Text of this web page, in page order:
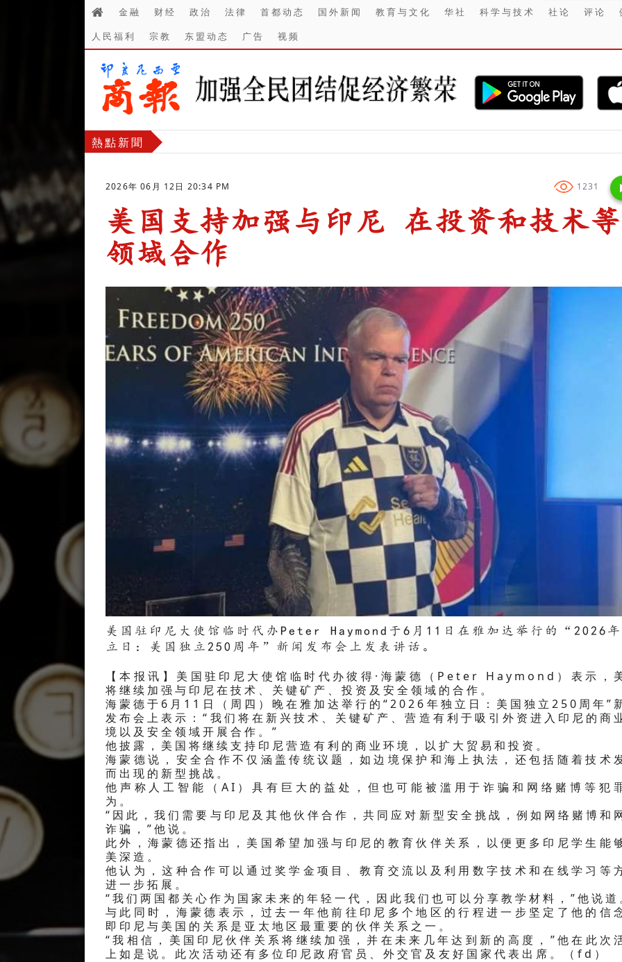
金融 财经 政治 法律 首都动态 国外新闻 教育与文化 华社 科学与技术 社论 评论
人民福利
宗教 东盟动态 广告 视频
熱點新聞
2026年 06月 12日 20:34 PM 1231
美国支持加强与印尼 在投资和技术等
领域合作
美国驻印尼大使馆临时代办Peter Haymond于6月11日在雅加达举行的“2026
立日：美国独立250周年”新闻发布会上发表讲话。
【本报讯】美国驻印尼大使馆临时代办彼得·海蒙德（Peter Haymond）表示，
将继续加强与印尼在技术、关键矿产、投资及安全领域的合作。
海蒙德于6月11日（周四）晚在雅加达举行的“2026年独立日：美国独立250周年”
发布会上表示：“我们将在新兴技术、关键矿产、营造有利于吸引外资进入印尼的商
境以及安全领域开展合作。”
他披露，美国将继续支持印尼营造有利的商业环境，以扩大贸易和投资。
海蒙德说，安全合作不仅涵盖传统议题，如边境保护和海上执法，还包括随着技术
而出现的新型挑战。
他声称人工智能（AI）具有巨大的益处，但也可能被滥用于诈骗和网络赌博等犯
为。
“因此，我们需要与印尼及其他伙伴合作，共同应对新型安全挑战，例如网络赌博和
诈骗，”他说。
此外，海蒙德还指出，美国希望加强与印尼的教育伙伴关系，以便更多印尼学生能
美深造。
他认为，这种合作可以通过奖学金项目、教育交流以及利用数字技术和在线学习等
进一步拓展。
“我们两国都关心作为国家未来的年轻一代，因此我们也可以分享教学材料，”他说道
与此同时，海蒙德表示，过去一年他前往印尼多个地区的行程进一步坚定了他的信
即印尼与美国的关系是亚太地区最重要的伙伴关系之一。
“我相信，美国印尼伙伴关系将继续加强，并在未来几年达到新的高度，”他在此次
上如是说。此次活动还有多位印尼政府官员、外交官及友好国家代表出席。（fd）